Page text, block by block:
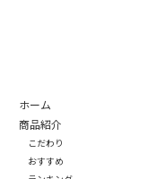
ホーム
商品紹介
こだわり
おすすめ